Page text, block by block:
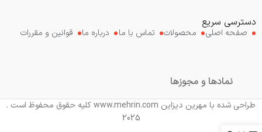
دسترسی سریع
صفحه اصلی محصولات تماس با ما درباره ما قوانین و مقررات
نمادها و مجوزها
طراحی شده با مهرین دیزاین www.mehrin.com کلیه حقوق محفوظ است .
2025